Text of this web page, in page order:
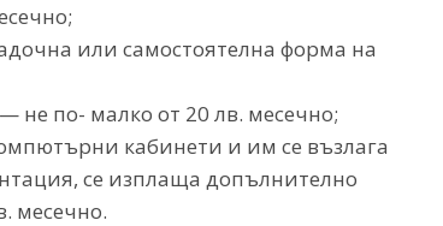
или самостоятелна форма на
не по- малко от 20 лв. месечно;
кабинети и им се възлага
се изплаща допълнително
месечно.